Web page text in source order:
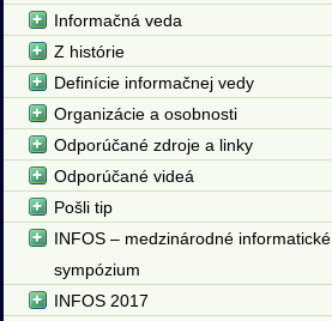
Informačná veda
Z histórie
Definície informačnej vedy
Organizácie a osobnosti
Odporúčané zdroje a linky
Odporúčané videá
Pošli tip
INFOS – medzinárodné informatické
sympózium
INFOS 2017